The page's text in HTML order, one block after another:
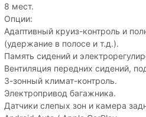
8 мест.
Опции:
Адаптивный круиз-контроль и
(удержание в полосе и т.д.).
Память сидений и
Вентиляция передних сидений,
3-зонный климат-контроль.
Электропривод багажника.
Датчики слепых зон и камера